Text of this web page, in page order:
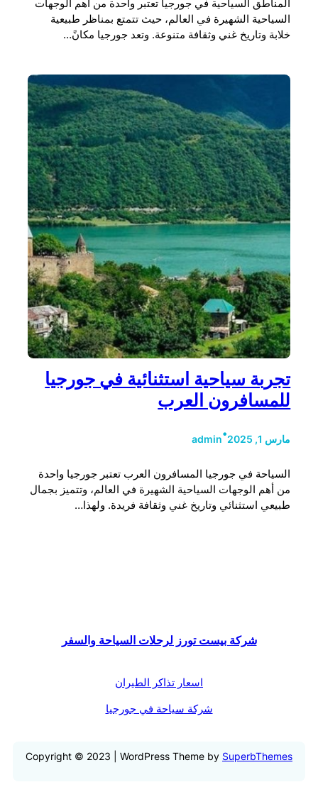
المناطق السياحية في جورجيا تعتبر واحدة من أهم الوجهات
السياحية الشهيرة في العالم، حيث تتمتع بمناظر طبيعية
خلابة وتاريخ غني وثقافة متنوعة. وتعد جورجيا مكانً…
تجربة سياحية استثنائية في جورجيا
للمسافرون العرب
مارس 1, 2025 •
admin
السياحة في جورجيا المسافرون العرب تعتبر جورجيا واحدة
من أهم الوجهات السياحية الشهيرة في العالم، وتتميز بجمال
طبيعي استثنائي وتاريخ غني وثقافة فريدة. ولهذا…
شركة بيست تورز لرحلات السياحة والسفر
اسعار تذاكر الطيران
شركة سياحة في جورجيا
Copyright © 2023 | WordPress Theme by SuperbThemes